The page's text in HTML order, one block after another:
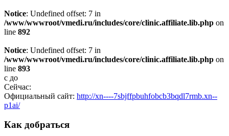
Notice: Undefined offset: 7 in
/www/wwwroot/vmedi.ru/includes/core/clinic.affiliate.lib.php on
line 892
Notice: Undefined offset: 7 in
/www/wwwroot/vmedi.ru/includes/core/clinic.affiliate.lib.php on
line 893
с до
Сейчас:
Официальный сайт: http://xn----7sbjffpbuhfobcb3bqdl7rmb.xn--
p1ai/
Как добраться